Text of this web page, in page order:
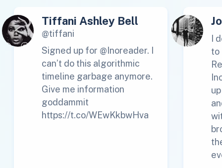
Tiffani Ashley Bell
@tiffani
Signed up for @Inoreader. I
can’t do this algorithmic
timeline garbage anymore.
Give me information
goddammit
https://t.co/WEwKkbwHva
I
to